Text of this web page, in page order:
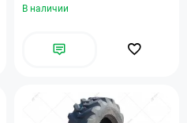
В наличии